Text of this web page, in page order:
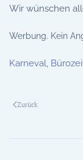
Wir wünschen
Werbung. Kein
Karneval,
Zurück